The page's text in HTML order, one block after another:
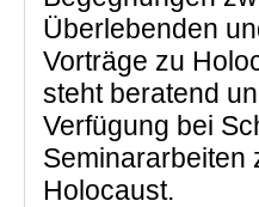
Überlebenden
Vorträge zu
steht beratend
Verfügung bei
Seminararbeiten
Holocaust.